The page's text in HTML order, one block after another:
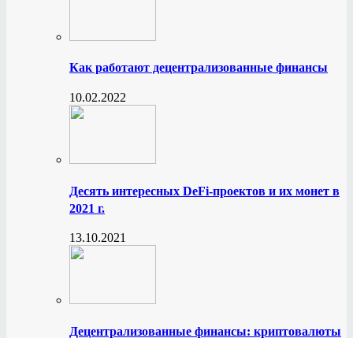
Как работают децентрализованные финансы
10.02.2022
Десять интересных DeFi-проектов и их монет в
2021 г.
13.10.2021
Децентрализованные финансы: криптовалюты